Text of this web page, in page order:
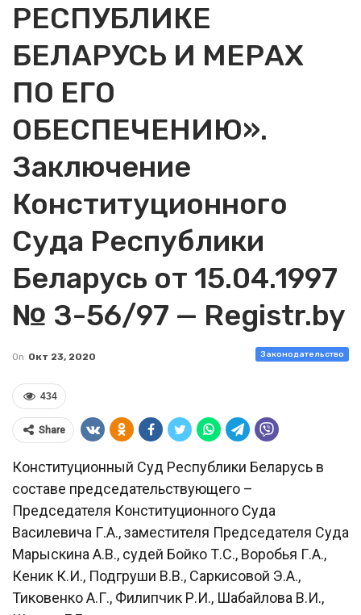
РЕСПУБЛИКЕ
БЕЛАРУСЬ И МЕРАХ
ПО ЕГО
ОБЕСПЕЧЕНИЮ».
Заключение
Конституционного
Суда Республики
Беларусь от 15.04.1997
№ З-56/97 — Registr.by
Законодательство
On Окт 23, 2020
434
Share
Конституционный Суд Республики Беларусь в
составе председательствующего –
Председателя Конституционного Суда
Василевича Г.А., заместителя Председателя Суда
Марыскина А.В., судей Бойко Т.С., Воробья Г.А.,
Кеник К.И., Подгруши В.В., Саркисовой Э.А.,
Тиковенко А.Г., Филипчик Р.И., Шабайлова В.И.,